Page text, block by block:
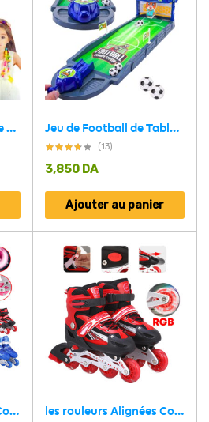
Boit de perles en argile pour la fabrication de bijoux enfant V5 Jeu de Football de Table Pinball pour enfants +4 ans
(13)
3,850 DA
Ajouter au panier
les rouleurs Alignées Confortables pour Enfants avec des roues RGB – pointure DE 32- 38 les rouleurs Alignées Confortables pour Enfants avec des roues RGB pointure de 35-38 / 38-42 / 30-32